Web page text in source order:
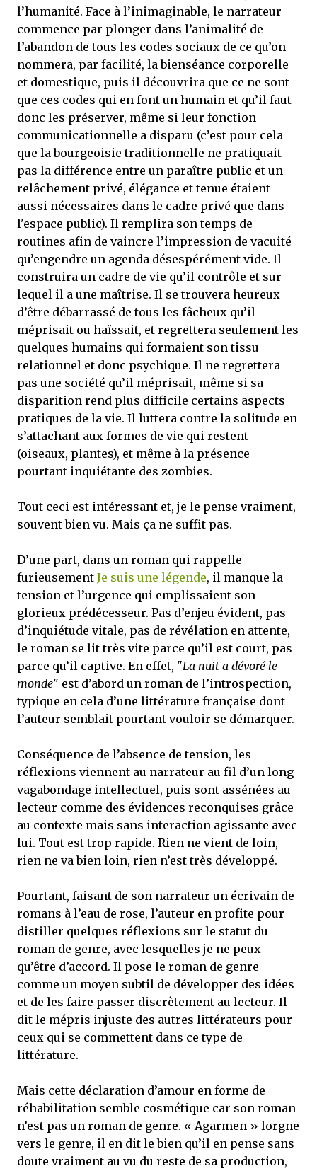
l’humanité. Face à l’inimaginable, le narrateur
commence par plonger dans l’animalité de
l’abandon de tous les codes sociaux de ce qu’on
nommera, par facilité, la bienséance corporelle
et domestique, puis il découvrira que ce ne sont
que ces codes qui en font un humain et qu’il faut
donc les préserver, même si leur fonction
communicationnelle a disparu (c’est pour cela
que la bourgeoisie traditionnelle ne pratiquait
pas la différence entre un paraître public et un
relâchement privé, élégance et tenue étaient
aussi nécessaires dans le cadre privé que dans
l'espace public). Il remplira son temps de
routines afin de vaincre l’impression de vacuité
qu’engendre un agenda désespérément vide. Il
construira un cadre de vie qu’il contrôle et sur
lequel il a une maîtrise. Il se trouvera heureux
d’être débarrassé de tous les fâcheux qu’il
méprisait ou haïssait, et regrettera seulement les
quelques humains qui formaient son tissu
relationnel et donc psychique. Il ne regrettera
pas une société qu’il méprisait, même si sa
disparition rend plus difficile certains aspects
pratiques de la vie. Il luttera contre la solitude en
s’attachant aux formes de vie qui restent
(oiseaux, plantes), et même à la présence
pourtant inquiétante des zombies.
Tout ceci est intéressant et, je le pense vraiment,
souvent bien vu. Mais ça ne suffit pas.
D’une part, dans un roman qui rappelle
furieusement Je suis une légende, il manque la
tension et l’urgence qui emplissaient son
glorieux prédécesseur. Pas d’enjeu évident, pas
d’inquiétude vitale, pas de révélation en attente,
le roman se lit très vite parce qu’il est court, pas
parce qu’il captive. En effet, "La nuit a dévoré le
monde" est d’abord un roman de l’introspection,
typique en cela d’une littérature française dont
l’auteur semblait pourtant vouloir se démarquer.
Conséquence de l’absence de tension, les
réflexions viennent au narrateur au fil d’un long
vagabondage intellectuel, puis sont assénées au
lecteur comme des évidences reconquises grâce
au contexte mais sans interaction agissante avec
lui. Tout est trop rapide. Rien ne vient de loin,
rien ne va bien loin, rien n’est très développé.
Pourtant, faisant de son narrateur un écrivain de
romans à l’eau de rose, l’auteur en profite pour
distiller quelques réflexions sur le statut du
roman de genre, avec lesquelles je ne peux
qu’être d’accord. Il pose le roman de genre
comme un moyen subtil de développer des idées
et de les faire passer discrètement au lecteur. Il
dit le mépris injuste des autres littérateurs pour
ceux qui se commettent dans ce type de
littérature.
Mais cette déclaration d’amour en forme de
réhabilitation semble cosmétique car son roman
n’est pas un roman de genre. « Agarmen » lorgne
vers le genre, il en dit le bien qu’il en pense sans
doute vraiment au vu du reste de sa production,